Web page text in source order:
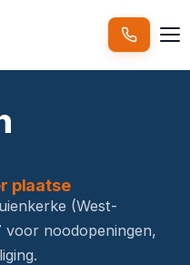
plaatse
(West-
voor noodopeningen,